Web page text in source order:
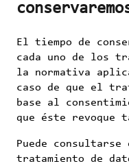
El tiempo de
cada uno de los
la normativa
caso de que el
base al
que éste revoque
Puede
tratamiento de